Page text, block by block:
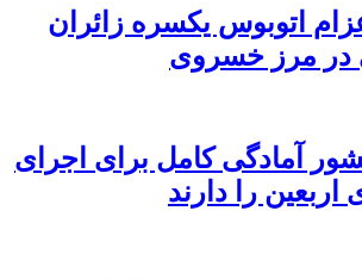
اتوبوس یکسره زائران
در مرز خسروی
آمادگی کامل برای اجرای
اربعین را دارند